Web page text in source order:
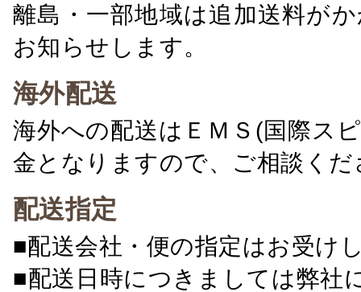
離島・一部地域は追加送料が
お知らせします。
海外配送
海外への配送はＥＭＳ(国際ス
金となりますので、ご相談くだ
配送指定
■配送会社・便の指定はお受け
■配送日時につきましては弊社